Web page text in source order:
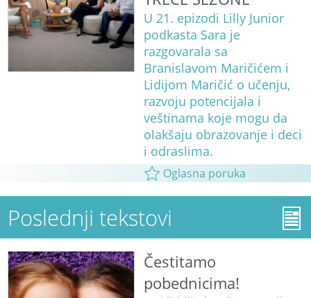
U 21. epizodi Lilly Junior
podkasta Sara je
razgovarala sa
Branislavom Maričićem i
Lidijom Maričić o učenju,
razvoju potencijala i
veštinama koje mogu da
olakšaju obrazovanje i deci
i odraslima.
Oglasna poruka
Poslednji tekstovi
Čestitamo
pobednicima!